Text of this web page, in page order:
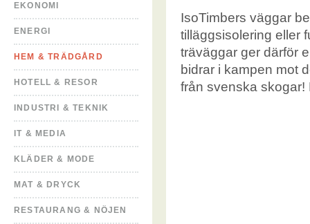
EKONOMI
ENERGI
HEM & TRÄDGÅRD
HOTELL & RESOR
INDUSTRI & TEKNIK
IT & MEDIA
KLÄDER & MODE
MAT & DRYCK
RESTAURANG & NÖJEN
IsoTimbers väggar
tilläggsisolering eller
träväggar ger därför
bidrar i kampen mot
från svenska skogar!